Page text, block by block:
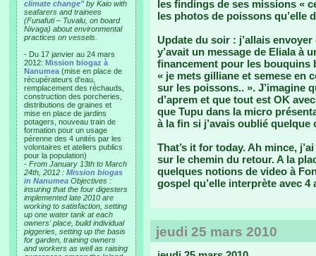
climate change"by Kaio with
seafarers and trainees
(Funafuti – Tuvalu, on board
Nivaga) about environmental
practices on vessels.
- Du 17 janvier au 24 mars
2012: Mission biogaz à
Nanumea (mise en place de
récupérateurs d'eau,
remplacement des réchauds,
construction des porcheries,
distributions de graines et
mise en place de jardins
potagers, nouveau train de
formation pour un usage
pérenne des 4 unités par les
volontaires et ateliers publics
pour la population)
- From January 13th to March
24th, 2012 : Mission biogas
in Nanumea Objectives :
insuring that the four digesters
implemented late 2010 are
working to satisfaction, setting
up one water tank at each
owners' place, build individual
piggeries, setting up the basis
for garden, training owners
and workers as well as raising
les findings de ses missions «
les photos de poissons qu’elle
Update du soir : j’allais
y’avait un message de Eliala à
financement pour les bouquins
« je mets gilliane et semese en
sur les poissons.. ». J’imagine
d’aprem et que tout est OK
que Tupu dans la micro
à la fin si j’avais oublié
That’s it for today. Ah mince,
sur le chemin du retour. A la
quelques notions de video à
gospel qu’elle interprète avec 4
jeudi 25 mars 2010